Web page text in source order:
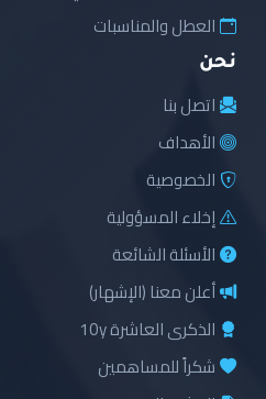
العطل والمناسبات
نحن
اتصل بنا
الأهداف
الخصوصية
إخلاء المسؤولية
الأسئلة الشائعة
أعلن معنا (الإشهار)
الذكرى العاشرة 10y
شكراً للمساهمين